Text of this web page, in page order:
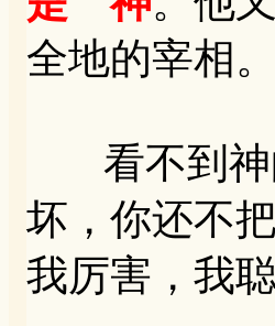
全地的宰相。
看不到神
坏，你还不
我厉害，我聪